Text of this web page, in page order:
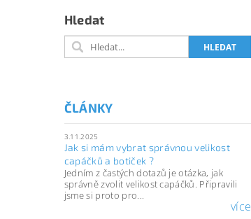
Hledat
ČLÁNKY
3.11.2025
Jak si mám vybrat správnou velikost
capáčků a botiček ?
Jedním z častých dotazů je otázka, jak
správně zvolit velikost capáčků. Připravili
jsme si proto pro...
více